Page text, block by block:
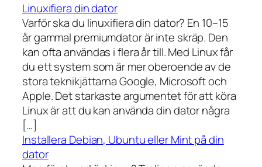
Linuxifiera din dator
Varför ska du linuxifiera din dator? En 10–15
år gammal premiumdator är inte skräp. Den
kan ofta användas i flera år till. Med Linux får
du ett system som är mer oberoende av de
stora teknikjättarna Google, Microsoft och
Apple. Det starkaste argumentet för att köra
Linux är att du kan använda din dator några
[…]
Installera Debian, Ubuntu eller Mint på din
dator